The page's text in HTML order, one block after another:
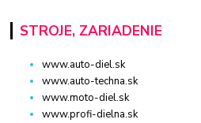
STROJE, ZARIADENIE
www.auto-diel.sk
www.auto-techna.sk
www.moto-diel.sk
www.profi-dielna.sk